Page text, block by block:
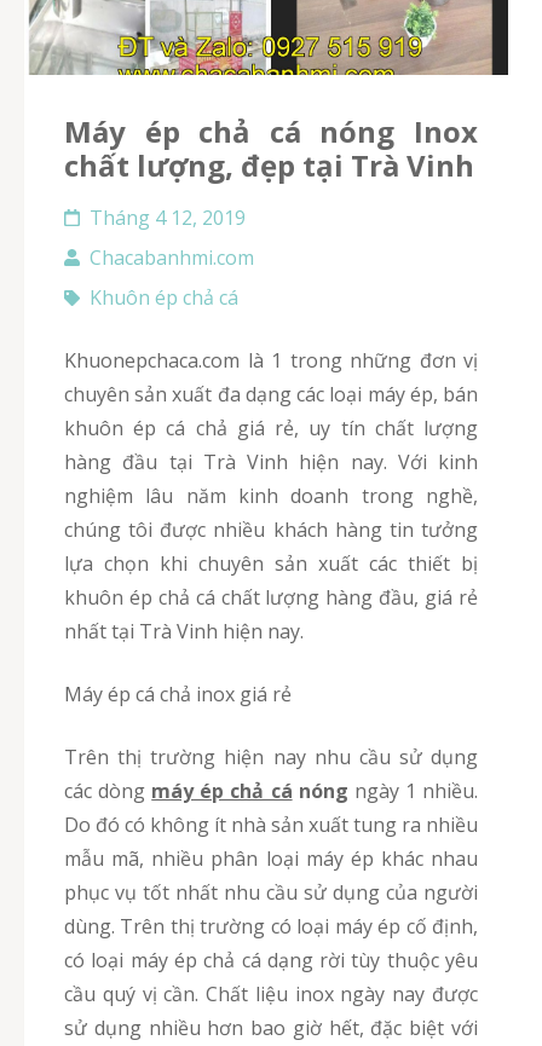
Máy ép chả cá nóng Inox
chất lượng, đẹp tại Trà Vinh
Tháng 4 12, 2019
Chacabanhmi.com
Khuôn ép chả cá
Khuonepchaca.com là 1 trong những đơn vị
chuyên sản xuất đa dạng các loại máy ép, bán
khuôn ép cá chả giá rẻ, uy tín chất lượng
hàng đầu tại Trà Vinh hiện nay. Với kinh
nghiệm lâu năm kinh doanh trong nghề,
chúng tôi được nhiều khách hàng tin tưởng
lựa chọn khi chuyên sản xuất các thiết bị
khuôn ép chả cá chất lượng hàng đầu, giá rẻ
nhất tại Trà Vinh hiện nay.
Máy ép cá chả inox giá rẻ
Trên thị trường hiện nay nhu cầu sử dụng
các dòng máy ép chả cá nóng ngày 1 nhiều.
Do đó có không ít nhà sản xuất tung ra nhiều
mẫu mã, nhiều phân loại máy ép khác nhau
phục vụ tốt nhất nhu cầu sử dụng của người
dùng. Trên thị trường có loại máy ép cố định,
có loại máy ép chả cá dạng rời tùy thuộc yêu
cầu quý vị cần. Chất liệu inox ngày nay được
sử dụng nhiều hơn bao giờ hết, đặc biệt với